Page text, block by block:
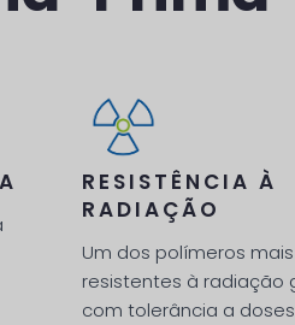
RESISTÊNCIA À
RADIAÇÃO
Um dos polímeros mais
resistentes à radiação
com tolerância a